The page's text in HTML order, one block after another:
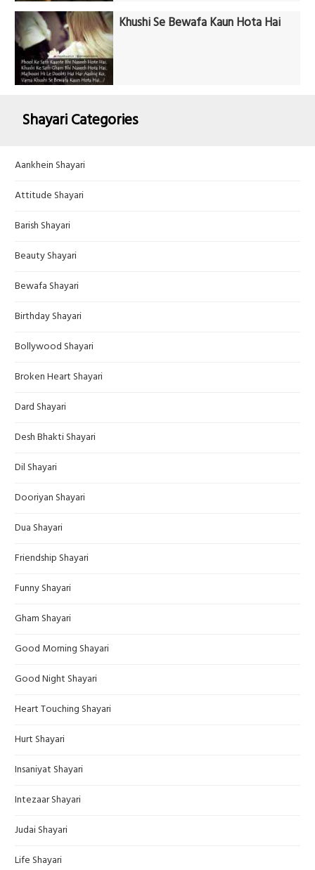
Khushi Se Bewafa Kaun Hota Hai
Shayari Categories
Aankhein Shayari
Attitude Shayari
Barish Shayari
Beauty Shayari
Bewafa Shayari
Birthday Shayari
Bollywood Shayari
Broken Heart Shayari
Dard Shayari
Desh Bhakti Shayari
Dil Shayari
Dooriyan Shayari
Dua Shayari
Friendship Shayari
Funny Shayari
Gham Shayari
Good Morning Shayari
Good Night Shayari
Heart Touching Shayari
Hurt Shayari
Insaniyat Shayari
Intezaar Shayari
Judai Shayari
Life Shayari